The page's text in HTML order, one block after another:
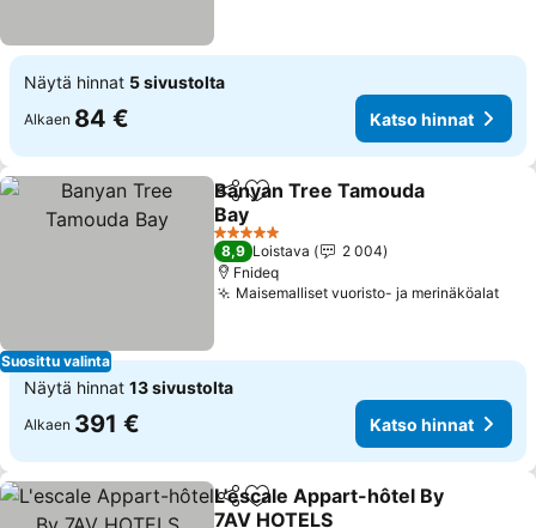
Näytä hinnat 5 sivustolta
Alkaen 84 € Katso hinnat
Suosittu valinta
Jaa Lisää suosikkeihin
Banyan Tree Tamouda
Bay
Katso hinnat
5 Tähtiluokitus
8,9 Loistava
2 004
Fnideq
Maisemalliset vuoristo- ja merinäköalat
Näytä hinnat 13 sivustolta
Alkaen 391 € Katso hinnat
Jaa Lisää suosikkeihin
L'escale Appart-hôtel By
7AV HOTELS